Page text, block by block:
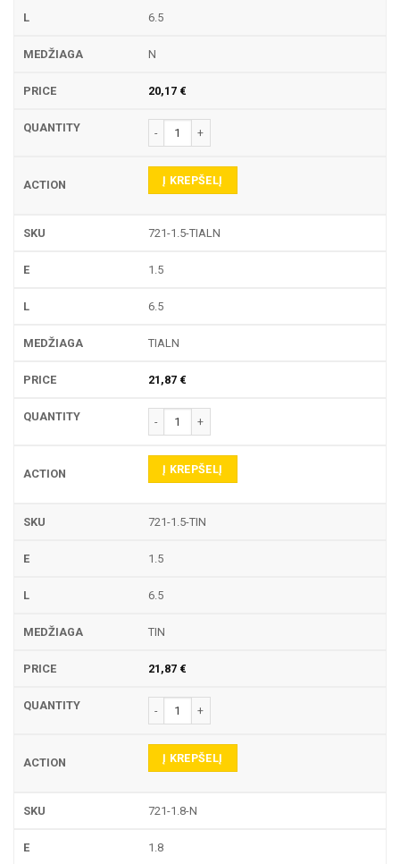
6.5
N
20,17 €
produkto kiekis: 721 TEKINIMO PLOKŠTELĖ
Į KREPŠELĮ
721-1.5-TIALN
1.5
6.5
TIALN
21,87 €
produkto kiekis: 721 TEKINIMO PLOKŠTELĖ
Į KREPŠELĮ
721-1.5-TIN
1.5
6.5
TIN
21,87 €
produkto kiekis: 721 TEKINIMO PLOKŠTELĖ
Į KREPŠELĮ
721-1.8-N
1.8